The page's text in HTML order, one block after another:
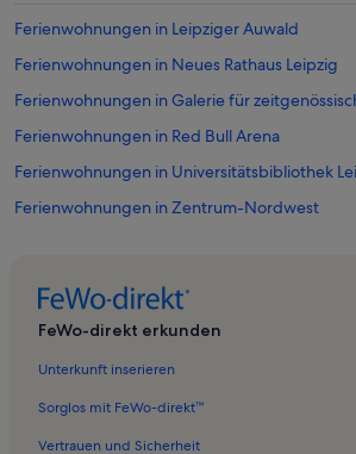
Ferienwohnungen in Leipziger Auwald
Ferienwohnungen in Neues Rathaus Leipzig
Ferienwohnungen in Galerie für
Ferienwohnungen in Red Bull Arena
Ferienwohnungen in Universitätsbibliothek
Ferienwohnungen in Zentrum-Nordwest
Ferienwohnungen in Zoo Leipzig
Ferienwohnungen in PEP-Center
FeWo-direkt erkunden
Unterkunft inserieren
Sorglos mit FeWo-direkt™
Vertrauen und Sicherheit